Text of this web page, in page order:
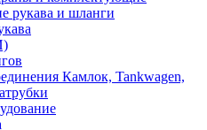
рукава и шланги
Камлок, Tankwagen,